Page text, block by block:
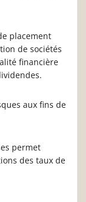
placement
de sociétés
financière
aux fins de
permet
des taux de